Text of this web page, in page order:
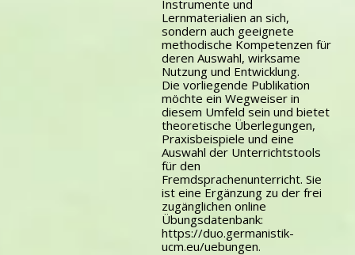
Instrumente und
Lernmaterialien an sich,
sondern auch geeignete
methodische Kompetenzen für
deren Auswahl, wirksame
Nutzung und Entwicklung.
Die vorliegende Publikation
möchte ein Wegweiser in
diesem Umfeld sein und bietet
theoretische Überlegungen,
Praxisbeispiele und eine
Auswahl der Unterrichtstools
für den
Fremdsprachenunterricht. Sie
ist eine Ergänzung zu der frei
zugänglichen online
Übungsdatenbank:
https://duo.germanistik-
ucm.eu/uebungen.